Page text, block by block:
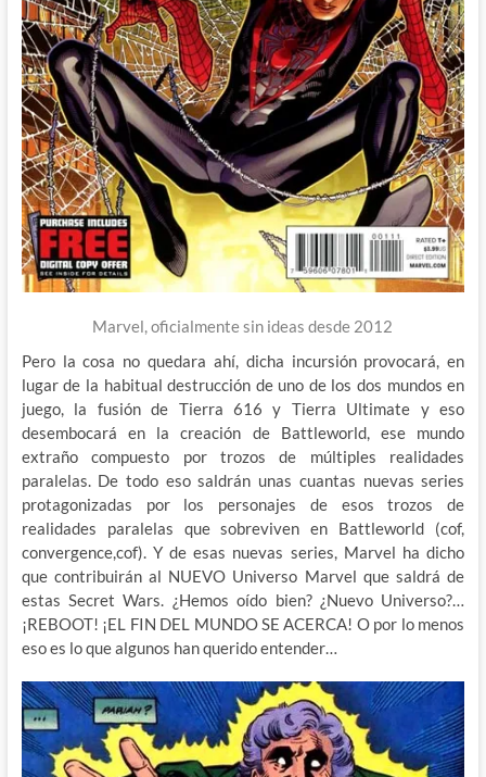
Marvel, oficialmente sin ideas desde 2012
Pero la cosa no quedara ahí, dicha incursión provocará, en
lugar de la habitual destrucción de uno de los dos mundos en
juego, la fusión de Tierra 616 y Tierra Ultimate y eso
desembocará en la creación de Battleworld, ese mundo
extraño compuesto por trozos de múltiples realidades
paralelas. De todo eso saldrán unas cuantas nuevas series
protagonizadas por los personajes de esos trozos de
realidades paralelas que sobreviven en Battleworld (cof,
convergence,cof). Y de esas nuevas series, Marvel ha dicho
que contribuirán al NUEVO Universo Marvel que saldrá de
estas Secret Wars. ¿Hemos oído bien? ¿Nuevo Universo?…
¡REBOOT! ¡EL FIN DEL MUNDO SE ACERCA! O por lo menos
eso es lo que algunos han querido entender…